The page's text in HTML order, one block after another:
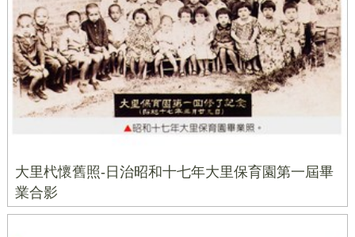
大里杙懷舊照-日治昭和十七年大里保育園第一屆畢
業合影